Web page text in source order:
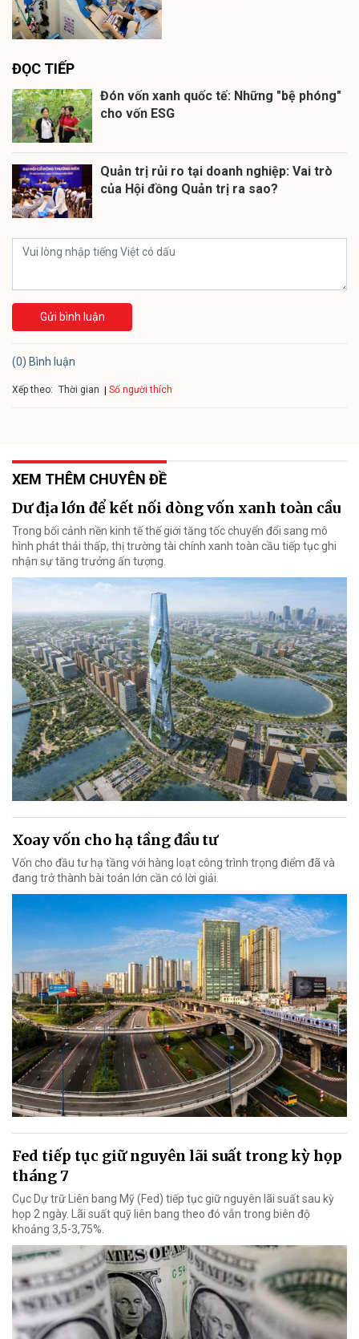
ĐỌC TIẾP
Đón vốn xanh quốc tế: Những "bệ phóng"
cho vốn ESG
Quản trị rủi ro tại doanh nghiệp: Vai trò
của Hội đồng Quản trị ra sao?
Gửi bình luận
(0) Bình luận
Xếp theo: Thời gian Số người thích
XEM THÊM CHUYÊN ĐỀ
Dư địa lớn để kết nối dòng vốn xanh toàn cầu
Trong bối cảnh nền kinh tế thế giới tăng tốc chuyển đổi sang mô
hình phát thải thấp, thị trường tài chính xanh toàn cầu tiếp tục ghi
nhận sự tăng trưởng ấn tượng.
Xoay vốn cho hạ tầng đầu tư
Vốn cho đầu tư hạ tầng với hàng loạt công trình trọng điểm đã và
đang trở thành bài toán lớn cần có lời giải.
Fed tiếp tục giữ nguyên lãi suất trong kỳ họp
tháng 7
Cục Dự trữ Liên bang Mỹ (Fed) tiếp tục giữ nguyên lãi suất sau kỳ
họp 2 ngày. Lãi suất quỹ liên bang theo đó vẫn trong biên độ
khoảng 3,5-3,75%.